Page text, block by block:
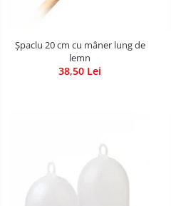
Șpaclu 20 cm cu mâner lung de
lemn
38,50 Lei